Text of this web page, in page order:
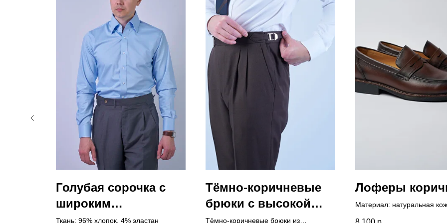
Голубая сорочка с
широким
воротником 9 см и
Ткань: 96% хлопок, 4% эластан
Тёмно-коричневые
брюки с высокой
посадкой, двойными
Тёмно-коричневые брюки из
Лоферы
Материал: натуральная